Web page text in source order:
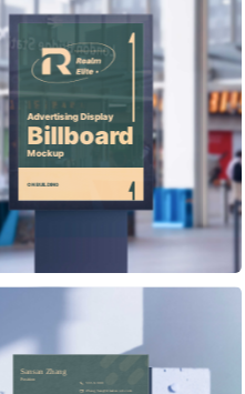
Advertising Display
Billboard
Mockup
ON BUILDING
Sansan Zhang
Position
555 6999
ZhangSan@Alaskanoil.com